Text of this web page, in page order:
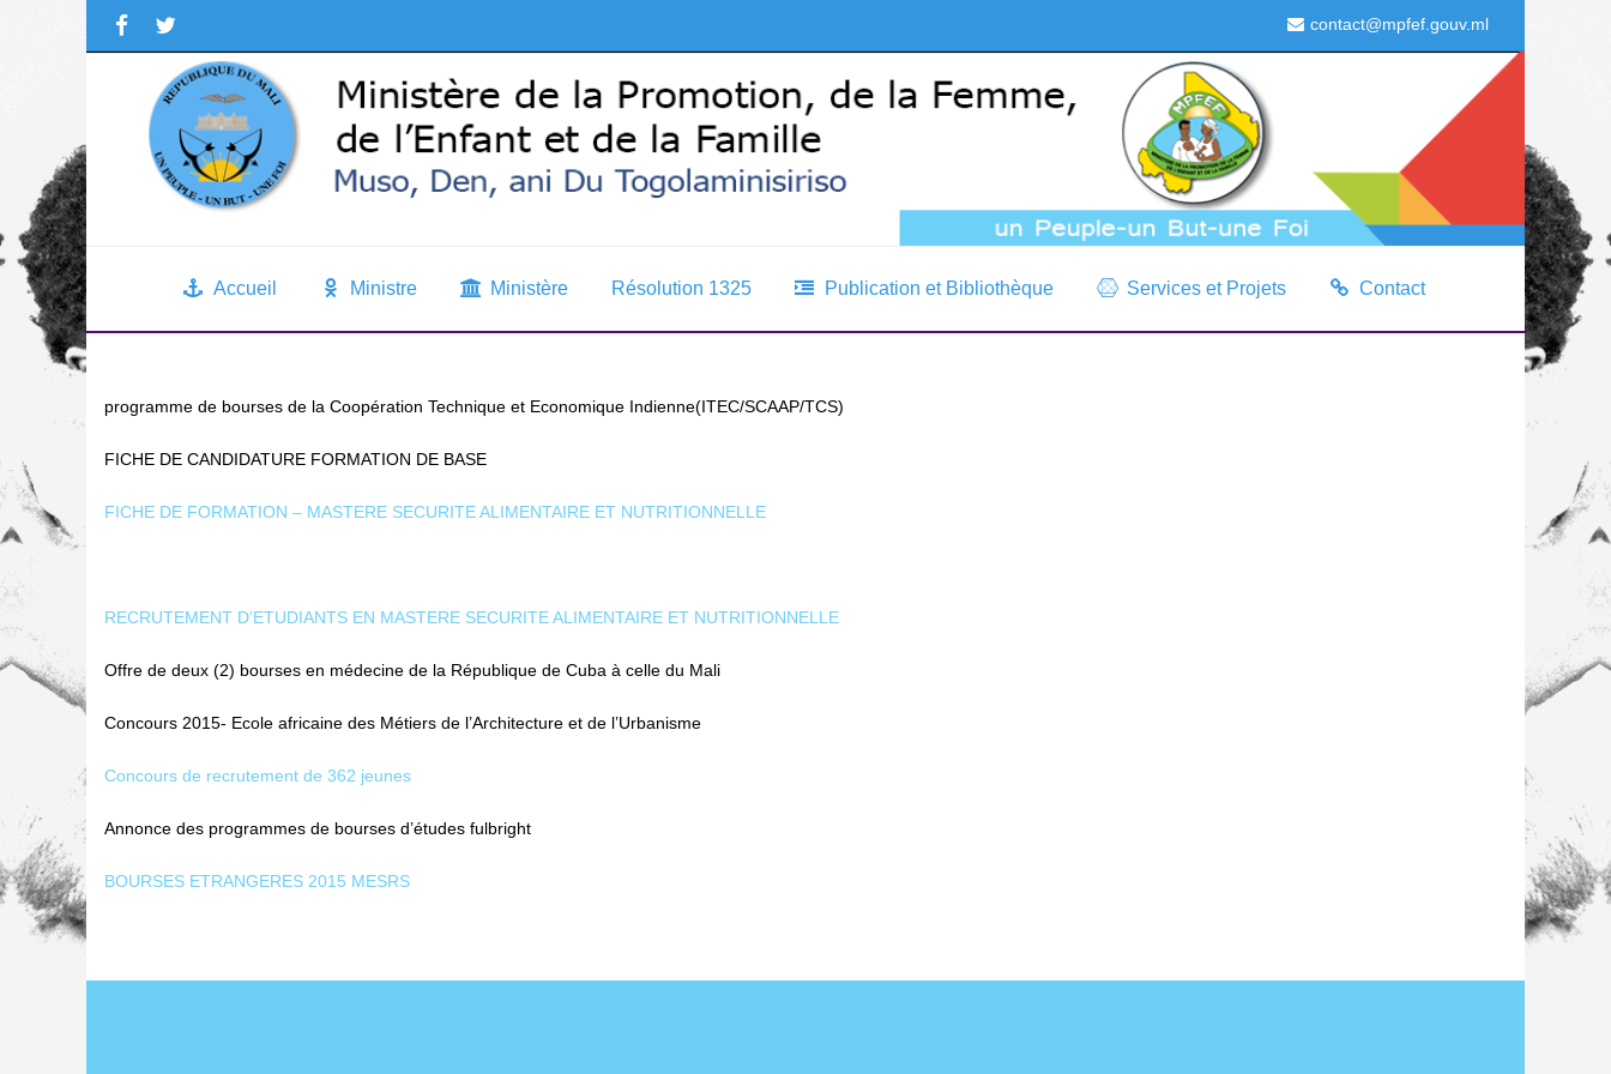
contact@mpfef.gouv.ml
Accueil Ministre Ministère Résolution 1325 Publication et Bibliothèque Services et Projets Contact
programme de bourses de la Coopération Technique et Economique Indienne(ITEC/SCAAP/TCS)
FICHE DE CANDIDATURE FORMATION DE BASE
FICHE DE FORMATION – MASTERE SECURITE ALIMENTAIRE ET NUTRITIONNELLE
RECRUTEMENT D’ETUDIANTS EN MASTERE SECURITE ALIMENTAIRE ET NUTRITIONNELLE
Offre de deux (2) bourses en médecine de la République de Cuba à celle du Mali
Concours 2015- Ecole africaine des Métiers de l’Architecture et de l’Urbanisme
Concours de recrutement de 362 jeunes
Annonce des programmes de bourses d’études fulbright
BOURSES ETRANGERES 2015 MESRS